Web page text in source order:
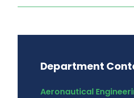
Department
Aeronautical